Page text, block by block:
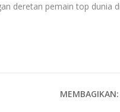
deretan pemain top dunia
MEMBAGIKAN: